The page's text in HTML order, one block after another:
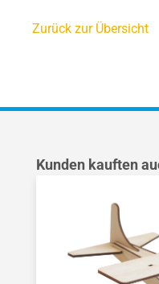
Zurück zur Übersicht
Produktgalerie
Kunden kauften